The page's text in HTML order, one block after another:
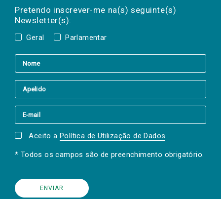
Pretendo inscrever-me na(s) seguinte(s)
Newsletter(s):
Geral Parlamentar
a(s) newsletter(s).
mail
Aceito a Política de Utilização de Dados.
* Todos os campos são de preenchimento obrigatório.